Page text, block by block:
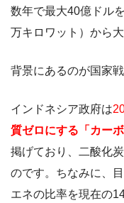
数年で最大40億ドル
万キロワット）から
背景にあるのが国家
インドネシア政府は
質ゼロにする「カー
掲げており、二酸化
のです。ちなみに、
エネの比率を現在の